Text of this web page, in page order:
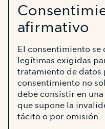
afirmativo
El consentimiento se
legítimas exigidas
tratamiento de datos
consentimiento no
debe consistir en
que supone la
tácito o por omisión.